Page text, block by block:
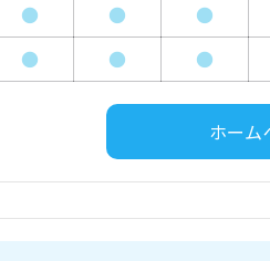
● ● ●
● ● ●
ホーム